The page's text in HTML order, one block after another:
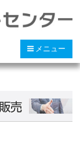
メニュー
売